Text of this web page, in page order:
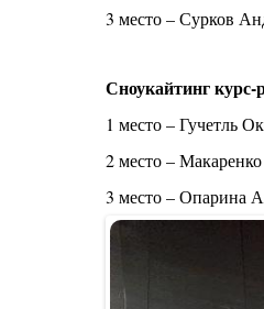
3 место – Сурков
Сноукайтинг
1 место – Гучетль
2 место –
3 место – Опарина